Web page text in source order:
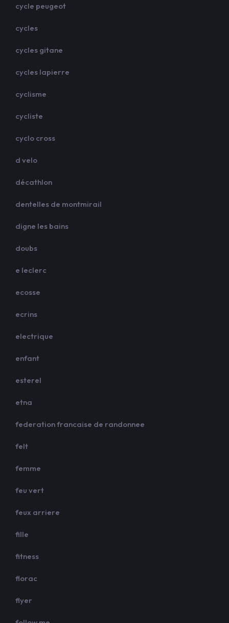
cycle peugeot
cycles
cycles gitane
cycles lapierre
cyclisme
cycliste
cyclo cross
d velo
décathlon
dentelles de montmirail
digne les bains
doubs
e leclerc
ecosse
ecrins
electrique
enfant
esterel
etna
federation francaise de randonnee
felt
femme
feu vert
feux arriere
fille
fitness
florac
flyer